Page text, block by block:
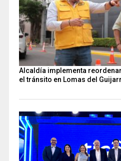
Alcaldía implementa
el tránsito en Lomas del